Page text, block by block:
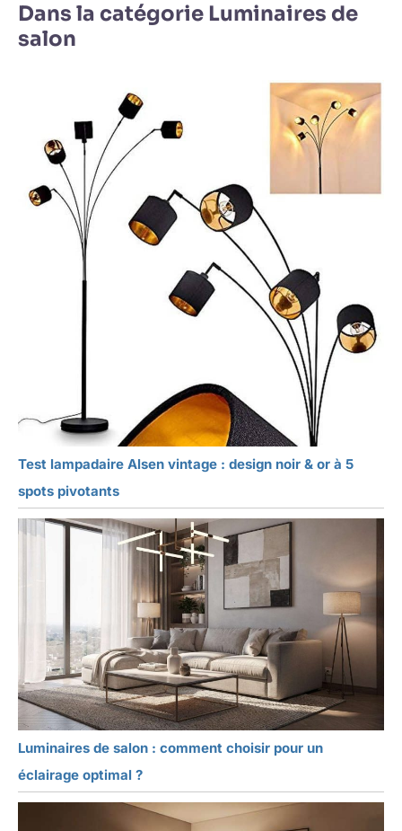
Dans la catégorie Luminaires de
salon
Test lampadaire Alsen vintage : design noir & or à 5
spots pivotants
Luminaires de salon : comment choisir pour un
éclairage optimal ?